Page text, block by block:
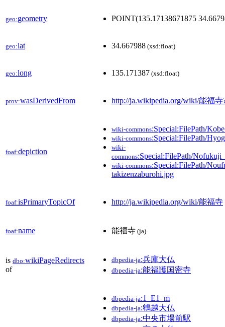
geo:geometry POINT(135.17138671875
geo:lat 34.667988 (xsd:float)
geo:long 135.171387 (xsd:float)
prov:wasDerivedFrom http://ja.wikipedia.org/wiki/能福寺
foaf:depiction
wiki-commons:Special:FilePath/
wiki-commons:Special:FilePath/
wiki-
commons:Special:FilePath/
wiki-commons:Special:FilePath/
takizenzaburohi.jpg
foaf:isPrimaryTopicOf http://ja.wikipedia.org/wiki/能福寺
foaf:name 能福寺 (ja)
is dbo:wikiPageRedirects
of
dbpedia-ja:兵庫大仏
dbpedia-ja:能福護国密寺
dbpedia-ja:1_E1_m
dbpedia-ja:鵯越大仏
dbpedia-ja:中央市場前駅